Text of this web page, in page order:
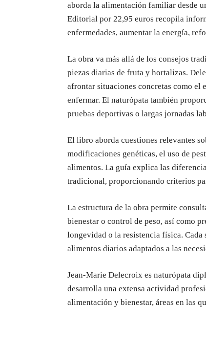
aborda la alimentación familiar desde
Editorial por 22,95 euros recopila
enfermedades, aumentar la energía,
La obra va más allá de los consejos
piezas diarias de fruta y hortalizas.
afrontar situaciones concretas como el
enfermar. El naturópata también
pruebas deportivas o largas jornadas
El libro aborda cuestiones relevantes
modificaciones genéticas, el uso de
alimentos. La guía explica las
tradicional, proporcionando criterios
La estructura de la obra permite
bienestar o control de peso, así como
longevidad o la resistencia física. Cada
alimentos diarios adaptados a las
Jean-Marie Delecroix es naturópata
desarrolla una extensa actividad
alimentación y bienestar, áreas en las